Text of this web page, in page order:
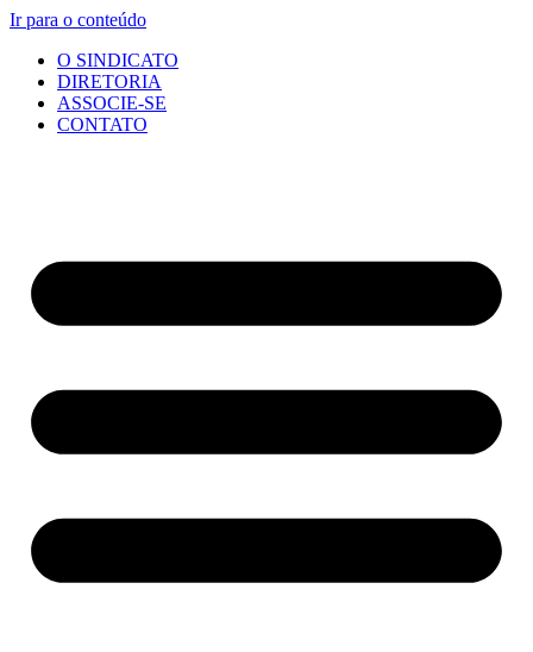
Ir para o conteúdo
O SINDICATO
DIRETORIA
ASSOCIE-SE
CONTATO